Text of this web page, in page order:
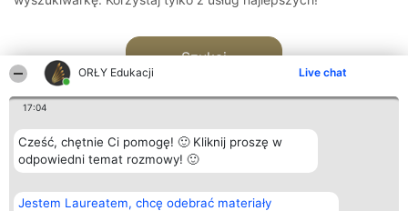
ORŁY Edukacji Live chat
17:04
Cześć, chętnie Ci pomogę! 🙂 Kliknij proszę w
odpowiedni temat rozmowy! 🙂
Jestem Laureatem, chcę odebrać materiały
Szukaj
Organizator plebiscytu
Bright Side Solutions sp. z o.
Plebiscyt
Laureaci
Kontakt
Kontakt